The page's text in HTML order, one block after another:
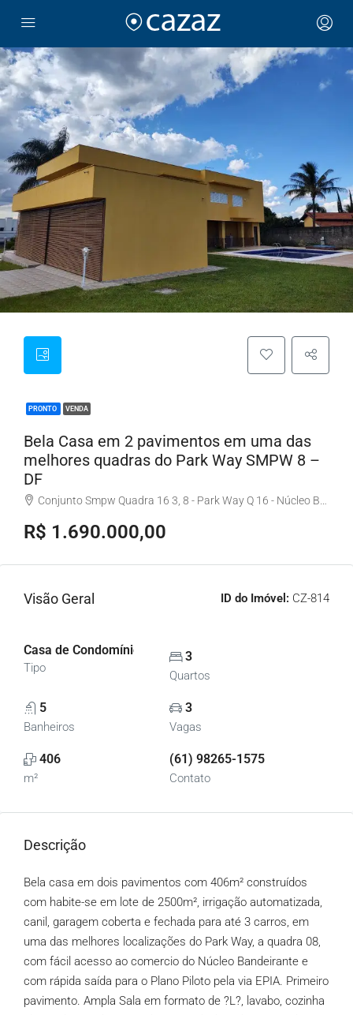
PRONTO VENDA
Bela Casa em 2 pavimentos em uma das
melhores quadras do Park Way SMPW 8 –
DF
Conjunto Smpw Quadra 16 3, 8 - Park Way Q 16 - Núcleo Bandeirante, Brasília - DF, Brasil
R$ 1.690.000,00
Visão Geral ID do Imóvel: CZ-814
Casa de Condomínio, Casas
Tipo
3
Quartos
5
Banheiros
3
Vagas
406
m²
(61) 98265-1575
Contato
Descrição
Bela casa em dois pavimentos com 406m² construídos
com habite-se em lote de 2500m², irrigação automatizada,
canil, garagem coberta e fechada para até 3 carros, em
uma das melhores localizações do Park Way, a quadra 08,
com fácil acesso ao comercio do Núcleo Bandeirante e
com rápida saída para o Plano Piloto pela via EPIA. Primeiro
pavimento. Ampla Sala em formato de ?L?, lavabo, cozinha